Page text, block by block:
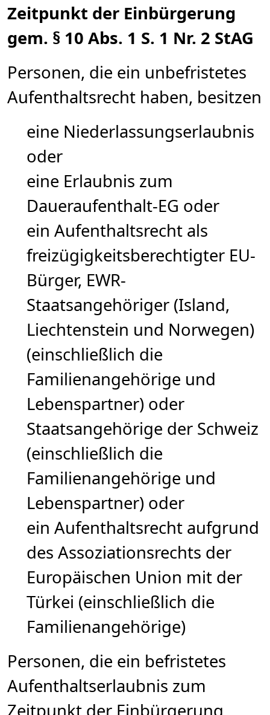
Zeitpunkt der Einbürgerung
gem. § 10 Abs. 1 S. 1 Nr. 2 StAG
Personen, die ein unbefristetes
Aufenthaltsrecht haben, besitzen
eine Niederlassungserlaubnis
oder
eine Erlaubnis zum
Daueraufenthalt-EG oder
ein Aufenthaltsrecht als
freizügigkeitsberechtigter EU-
Bürger, EWR-
Staatsangehöriger (Island,
Liechtenstein und Norwegen)
(einschließlich die
Familienangehörige und
Lebenspartner) oder
Staatsangehörige der Schweiz
(einschließlich die
Familienangehörige und
Lebenspartner) oder
ein Aufenthaltsrecht aufgrund
des Assoziationsrechts der
Europäischen Union mit der
Türkei (einschließlich die
Familienangehörige)
Personen, die ein befristetes
Aufenthaltserlaubnis zum
Zeitpunkt der Einbürgerung